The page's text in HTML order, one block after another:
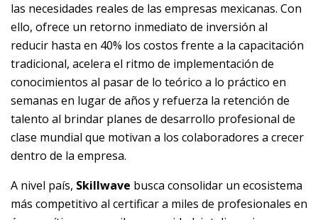
las necesidades reales de las empresas mexicanas. Con
ello, ofrece un retorno inmediato de inversión al
reducir hasta en 40% los costos frente a la capacitación
tradicional, acelera el ritmo de implementación de
conocimientos al pasar de lo teórico a lo práctico en
semanas en lugar de años y refuerza la retención de
talento al brindar planes de desarrollo profesional de
clase mundial que motivan a los colaboradores a crecer
dentro de la empresa.
A nivel país, Skillwave busca consolidar un ecosistema
más competitivo al certificar a miles de profesionales en